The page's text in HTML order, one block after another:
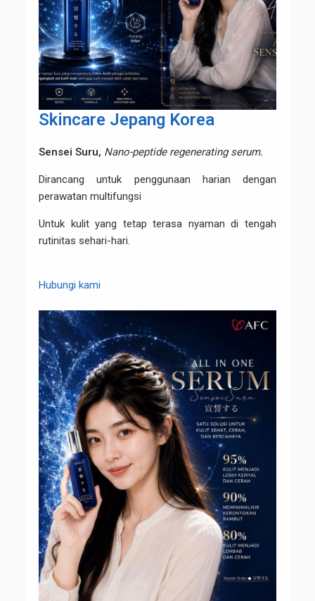
Skincare Jepang Korea
Sensei Suru, Nano-peptide regenerating serum.
Dirancang untuk penggunaan harian dengan
perawatan multifungsi
Untuk kulit yang tetap terasa nyaman di tengah
rutinitas sehari-hari.
Hubungi kami